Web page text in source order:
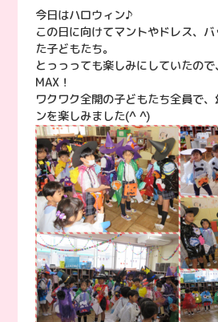
今日はハロウィン♪
この日に向けてマントやドレス、
た子どもたち。
とっっっても楽しみにしていたの
MAX！
ワクワク全開の子どもたち全員で
ンを楽しみました(^ ^)